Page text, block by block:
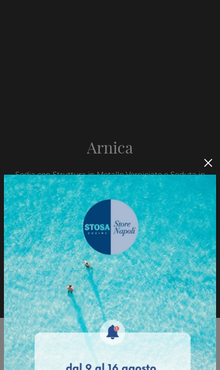
Sedia con Struttura in Metallo Verniciato e Seduta in
Sintetico.
Sfoglia il Catalogo
Richiedi informazioni
Arnica
Sfoglia il catalogo